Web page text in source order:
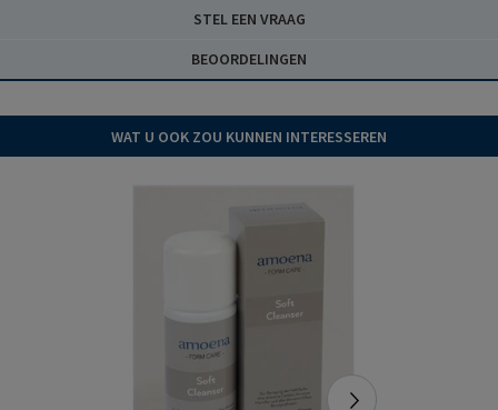
STEL EEN VRAAG
BEOORDELINGEN
WAT U OOK ZOU KUNNEN INTERESSEREN